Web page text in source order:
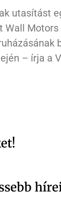
utasítást
Wall Motors
– írja a